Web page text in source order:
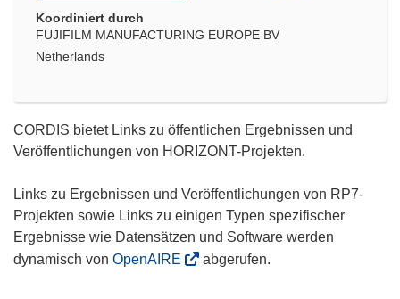
Koordiniert durch
FUJIFILM MANUFACTURING EUROPE BV
Netherlands
CORDIS bietet Links zu öffentlichen Ergebnissen und
Veröffentlichungen von HORIZONT-Projekten.
Links zu Ergebnissen und Veröffentlichungen von RP7-
Projekten sowie Links zu einigen Typen spezifischer
Ergebnisse wie Datensätzen und Software werden
dynamisch von OpenAIRE abgerufen.